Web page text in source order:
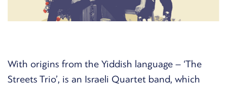
With origins from the Yiddish language – ‘The
Streets Trio’, is an Israeli Quartet band, which